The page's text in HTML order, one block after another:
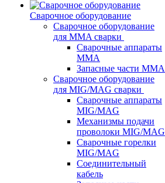
Сварочное оборудование
Сварочное оборудование
для MMA сварки
Сварочные аппараты
MMA
Запасные части MMA
Сварочное оборудование
для MIG/MAG сварки
Сварочные аппараты
MIG/MAG
Механизмы подачи
проволоки MIG/MAG
Сварочные горелки
MIG/MAG
Соединительный
кабель